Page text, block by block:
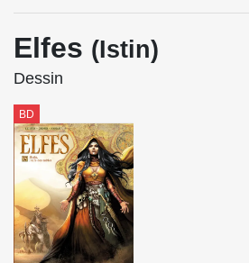
Elfes (Istin)
Dessin
BD